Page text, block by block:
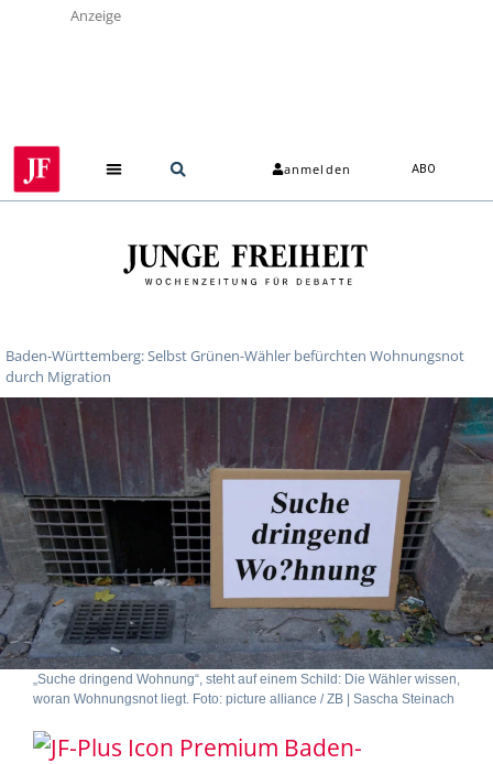
Anzeige
anmelden ABO
Baden-Württemberg: Selbst Grünen-Wähler befürchten Wohnungsnot
durch Migration
„Suche dringend Wohnung“, steht auf einem Schild: Die Wähler wissen,
woran Wohnungsnot liegt. Foto: picture alliance / ZB | Sascha Steinach
Baden-